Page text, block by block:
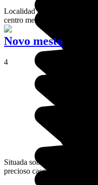
Localidad portuaria e
centro medieval de estilo
Novo mesto
4
Situada sobre un meandro
precioso casco histórico casi